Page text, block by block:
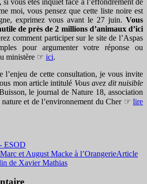
moi, vous pensez que cette liste noire est
exprimez vous avant le 27 juin. Vous
de près de 2 millions d’animaux d’ici
comment participer sur le site de l’Aspas
pour argumenter votre réponse ou
ministère ☞ ici.
l’enjeu de cette consultation, je vous invite
mon article intitulé Vous avez dit nuisible
le journal de Nature 18, association
et de l’environnement du Cher ☞ lire
ESOD
et August Macke à l’OrangerieArticle
de Xavier Mathias